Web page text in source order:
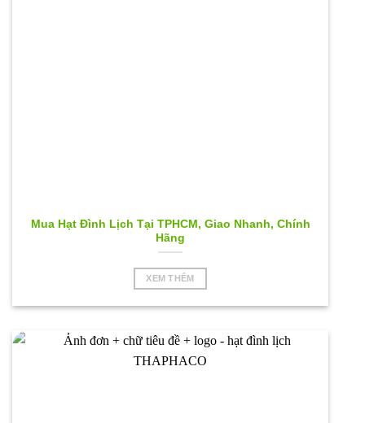
Mua Hạt Đình Lịch Tại TPHCM, Giao Nhanh, Chính
Hãng
XEM THÊM